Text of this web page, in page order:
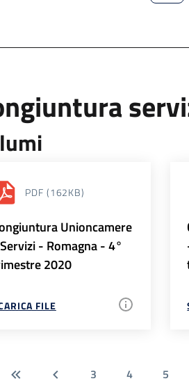
PDF (162KB)
Unioncamere
- Romagna - 4°
2020
FILE
3 4 5